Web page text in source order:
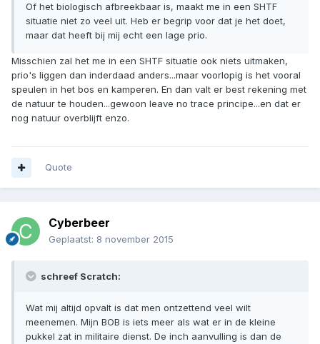
Of het biologisch afbreekbaar is, maakt me in een SHTF
situatie niet zo veel uit. Heb er begrip voor dat je het doet,
maar dat heeft bij mij echt een lage prio.
Misschien zal het me in een SHTF situatie ook niets uitmaken,
prio's liggen dan inderdaad anders...maar voorlopig is het vooral
speulen in het bos en kamperen. En dan valt er best rekening met
de natuur te houden...gewoon leave no trace principe...en dat er
nog natuur overblijft enzo.
Quote
Cyberbeer
Geplaatst: 8 november 2015
schreef Scratch:
Wat mij altijd opvalt is dat men ontzettend veel wilt
meenemen. Mijn BOB is iets meer als wat er in de kleine
pukkel zat in militaire dienst. De inch aanvulling is dan de